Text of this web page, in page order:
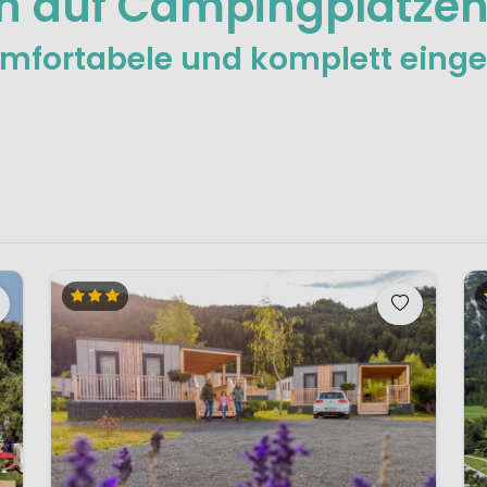
und komplett